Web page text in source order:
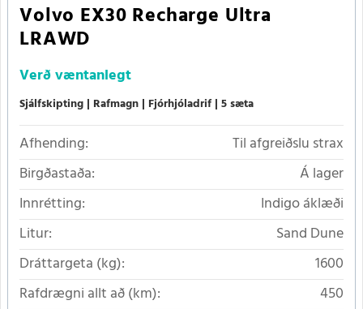
Volvo EX30 Recharge Ultra
LRAWD
Verðvæntanlegt
Sjálfskipting Rafmagn Fjórhjóladrif 5 sæta
Afhending:
Til afgreiðslu strax
Birgðastaða:
Á lager
Innrétting:
Indigo áklæði
Litur:
Sand Dune
Dráttargeta (kg):
1600
Rafdrægni allt að (km):
450